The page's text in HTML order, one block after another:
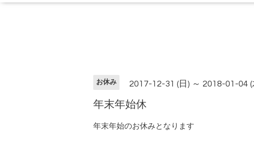
お休み 2017-12-31 (日) ～ 2018-01-04 (
年末年始休
年末年始のお休みとなります